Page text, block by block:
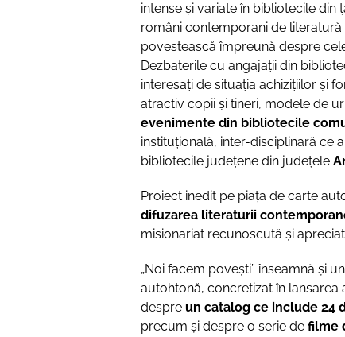
intense și variate în bibliotecile
români contemporani de
povestească împreună despre
Dezbaterile cu angajații din
interesați de situația achizițiilor și
atractiv copii și tineri, modele de
evenimente din bibliotecile
instituțională, inter-disciplinară ce
bibliotecile județene din județele
Proiect inedit pe piața de carte
difuzarea literaturii
misionariat recunoscută și
„Noi facem povești” înseamnă și
autohtonă, concretizat în lansarea
despre un catalog ce include 24
precum și despre o serie de filme